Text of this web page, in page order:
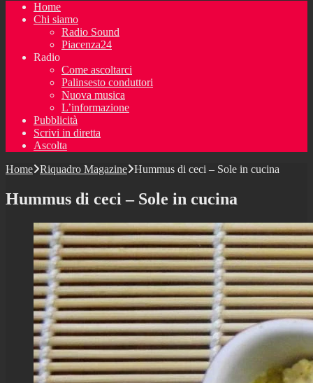
Home
Chi siamo
Radio Sound
Piacenza24
Radio
Come ascoltarci
Palinsesto conduttori
Nuova musica
L’informazione
Pubblicità
Scrivi in diretta
Ascolta
Home Riquadro Magazine Hummus di ceci – Sole in cucina
Hummus di ceci – Sole in cucina